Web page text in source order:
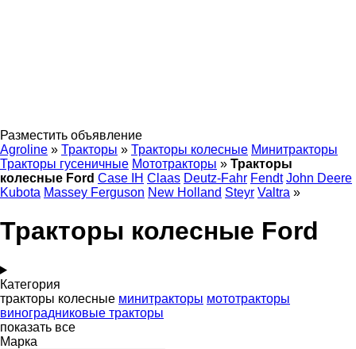
Разместить объявление
Agroline » Тракторы » Тракторы колесные Минитракторы
Тракторы гусеничные Мототракторы » Тракторы
колесные Ford Case IH Claas Deutz-Fahr Fendt John Deere
Kubota Massey Ferguson New Holland Steyr Valtra »
Тракторы колесные Ford
Категория
тракторы колесные минитракторы мототракторы
виноградниковые тракторы
показать все
Марка